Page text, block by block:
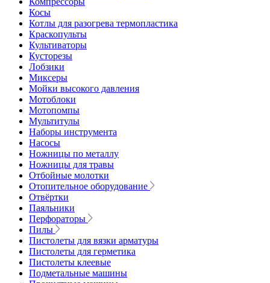
Косы
Котлы для разогрева термопластика
Краскопульты
Культиваторы
Кусторезы
Лобзики
Миксеры
Мойки высокого давления
Мотоблоки
Мотопомпы
Мультитулы
Наборы инструмента
Насосы
Ножницы по металлу
Ножницы для травы
Отбойные молотки
Отопительное оборудование
Отвёртки
Паяльники
Перфораторы
Пилы
Пистолеты для вязки арматуры
Пистолеты для герметика
Пистолеты клеевые
Подметальные машины